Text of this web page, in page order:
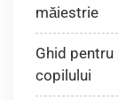
măiestrie
Ghid
copilului